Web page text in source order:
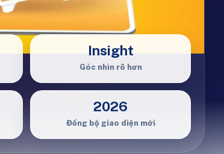
Insight
Góc nhìn rõ hơn
2026
Đồng bộ giao diện mới